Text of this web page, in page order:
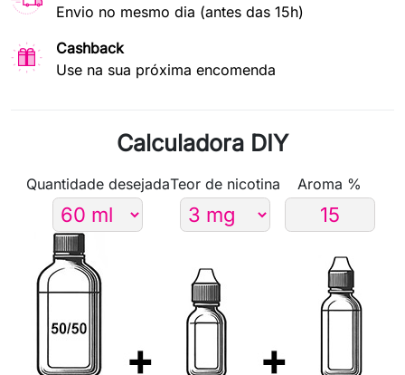
Envio no mesmo dia (antes das 15h)
Cashback
Use na sua próxima encomenda
Calculadora DIY
Quantidade desejadaTeor de nicotina Aroma %